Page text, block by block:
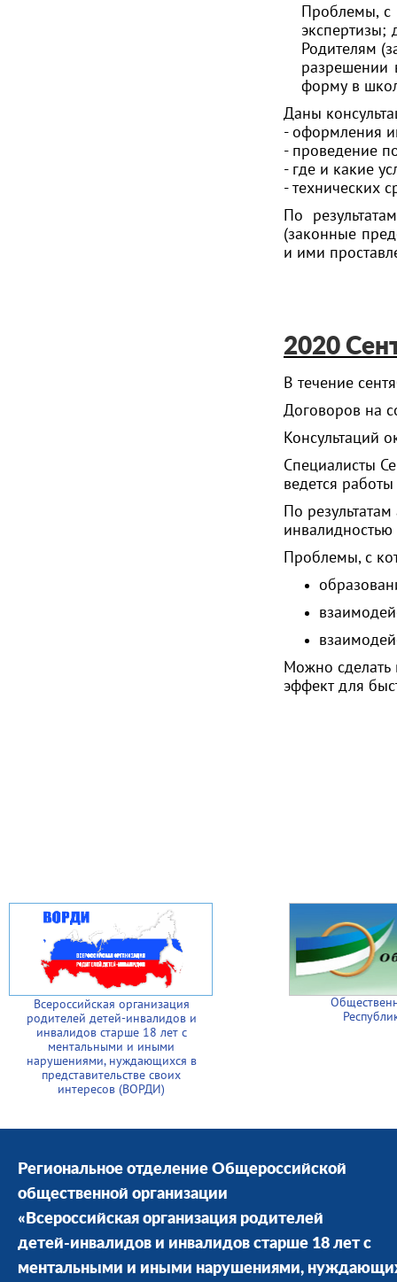
2020
В течение
Договоров на
Консультаций
Специалисты
ведется
По
Проблемы, с
Можно сделать
эффект для
Проблемы, с
экспертизы;
Родителям
разрешении
форму в
Даны
- оформления
- проведение
- где и какие
- технических
По
(законные
и ими
Всероссийская организация
родителей детей-инвалидов и
инвалидов старше 18 лет с
ментальными и иными
нарушениями, нуждающихся в
представительстве своих
интересов (ВОРДИ)
Региональное отделение Общероссийской
общественной организации
«Всероссийская организация родителей
детей-инвалидов и инвалидов старше 18 лет с
ментальными и иными нарушениями,